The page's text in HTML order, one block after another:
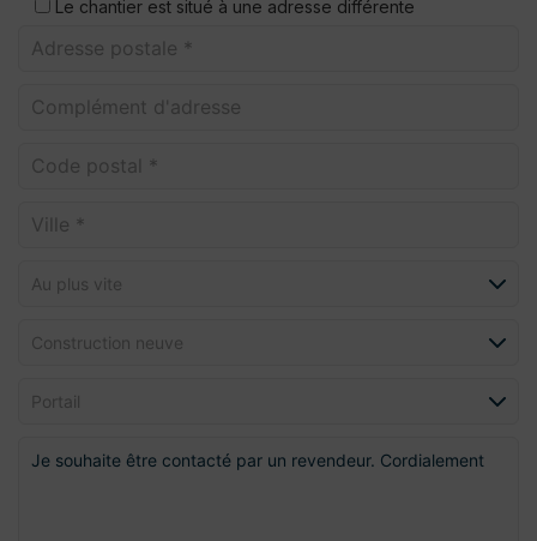
Le chantier est situé à une adresse différente